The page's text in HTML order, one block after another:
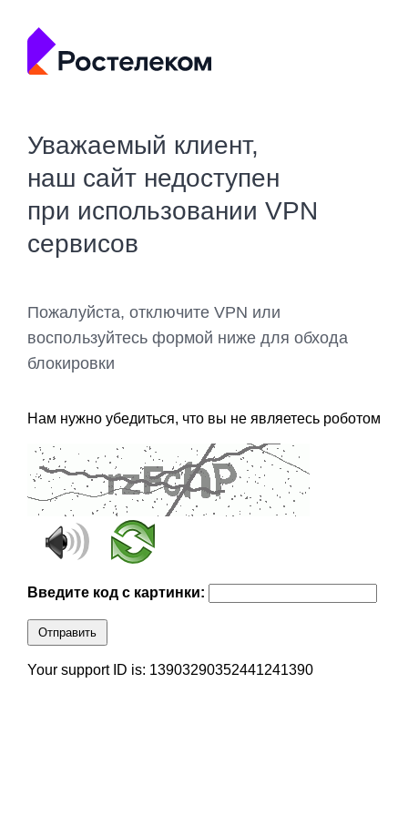
Уважаемый клиент,
наш сайт недоступен
при использовании VPN
сервисов
Пожалуйста, отключите VPN или
воспользуйтесь формой ниже для обхода
блокировки
Нам нужно убедиться, что вы не являетесь роботом
Введите код с картинки:
Отправить
Your support ID is: 13903290352441241390